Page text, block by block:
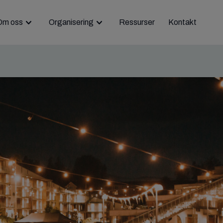
oss Organisering Ressurser Kontakt